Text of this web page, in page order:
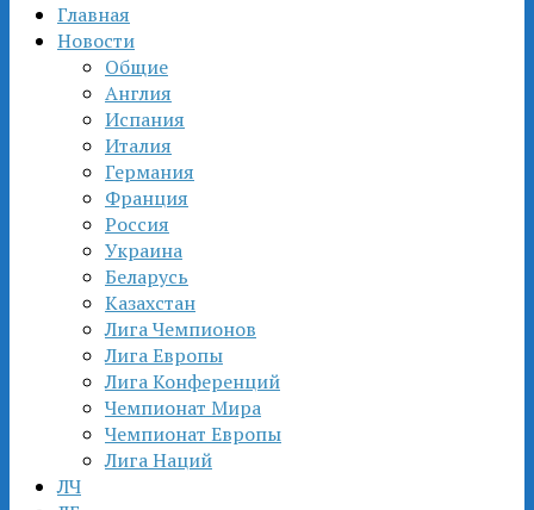
Главная
Новости
Общие
Англия
Испания
Италия
Германия
Франция
Россия
Украина
Беларусь
Казахстан
Лига Чемпионов
Лига Европы
Лига Конференций
Чемпионат Мира
Чемпионат Европы
Лига Наций
ЛЧ